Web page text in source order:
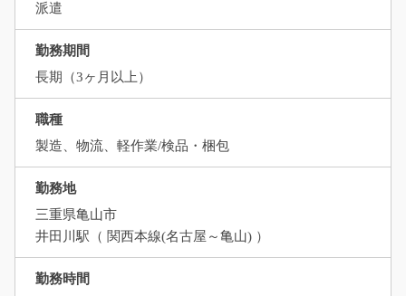
派遣
勤務期間
長期（3ヶ月以上）
職種
製造、物流、軽作業/検品・梱包
勤務地
三重県亀山市
井田川駅（ 関西本線(名古屋～亀山) ）
勤務時間